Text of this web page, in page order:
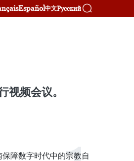
Español中文Русский
视频会议。
保障数字时代中的宗教自